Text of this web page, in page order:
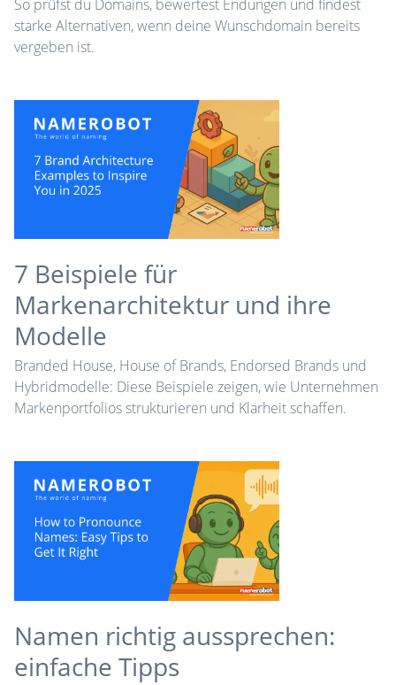
So prüfst du Domains, bewertest Endungen und findest
starke Alternativen, wenn deine Wunschdomain bereits
vergeben ist.
7 Beispiele für
Markenarchitektur und ihre
Modelle
Branded House, House of Brands, Endorsed Brands und
Hybridmodelle: Diese Beispiele zeigen, wie Unternehmen
Markenportfolios strukturieren und Klarheit schaffen.
Namen richtig aussprechen:
einfache Tipps